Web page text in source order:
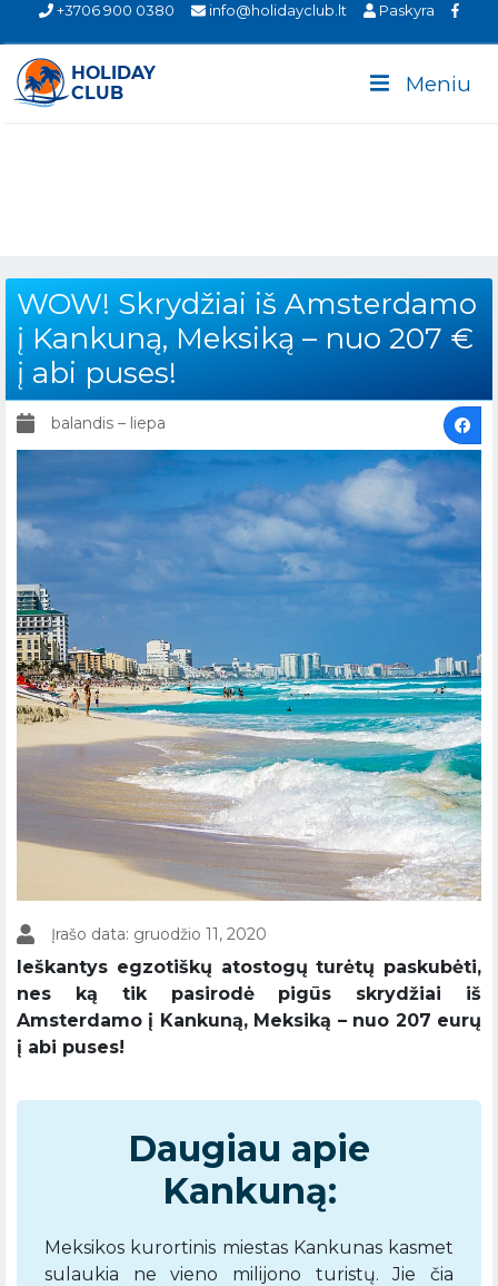
+3706 900 0380 info@holidayclub.lt Paskyra
Meniu
WOW! Skrydžiai iš Amsterdamo
į Kankuną, Meksiką – nuo 207 €
į abi puses!
balandis – liepa
Įrašo data: gruodžio 11, 2020
Ieškantys egzotiškų atostogų turėtų paskubėti,
nes ką tik pasirodė pigūs skrydžiai iš
Amsterdamo į Kankuną, Meksiką – nuo 207 eurų
į abi puses!
Daugiau apie
Kankuną:
Meksikos kurortinis miestas Kankunas kasmet
sulaukia ne vieno milijono turistų. Jie čia